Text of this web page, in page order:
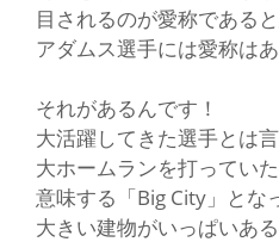
目されるのが愛称であると
アダムス選手には愛称は
それがあるんです！
大活躍してきた選手とは
大ホームランを打ってい
意味する「Big City」とな
大きい建物がいっぱいあ